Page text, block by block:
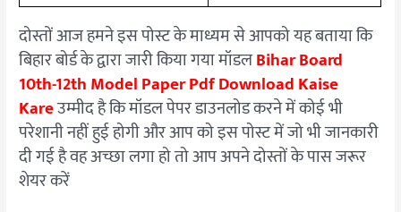
दोस्तों आज हमने इस पोस्ट के माध्यम से आपको यह बताया कि
बिहार बोर्ड के द्वारा जारी किया गया मॉडलBihar Board
10th-12th Model Paper Pdf Download Kaise
Kareउम्मीद है कि मॉडल पेपर डाउनलोड करने में कोई भी
परेशानी नहीं हुई होगी और आप को इस पोस्ट में जो भी जानकारी
दी गई है वह अच्छा लगा हो तो आप अपने दोस्तों के पास जरूर
शेयर करें